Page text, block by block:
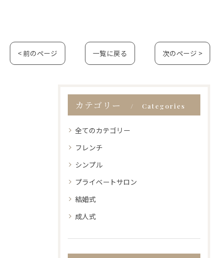
< 前のページ 一覧に戻る 次のページ >
カテゴリー Categories
全てのカテゴリー
フレンチ
シンプル
プライベートサロン
結婚式
成人式